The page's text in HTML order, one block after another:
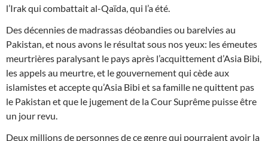
l’Irak qui combattait al-Qaïda, qui l’a été.
Des décennies de madrassas déobandies ou barelvies au
Pakistan, et nous avons le résultat sous nos yeux: les émeutes
meurtrières paralysant le pays après l’acquittement d’Asia Bibi,
les appels au meurtre, et le gouvernement qui cède aux
islamistes et accepte qu’Asia Bibi et sa famille ne quittent pas
le Pakistan et que le jugement de la Cour Suprême puisse être
un jour revu.
Deux millions de personnes de ce genre qui pourraient avoir la